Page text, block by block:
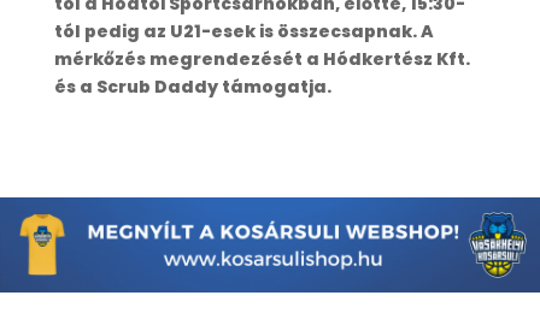
tól pedig az U21-esek is összecsapnak. A
mérkőzés megrendezését a Hódkertész Kft.
és a Scrub Daddy támogatja.